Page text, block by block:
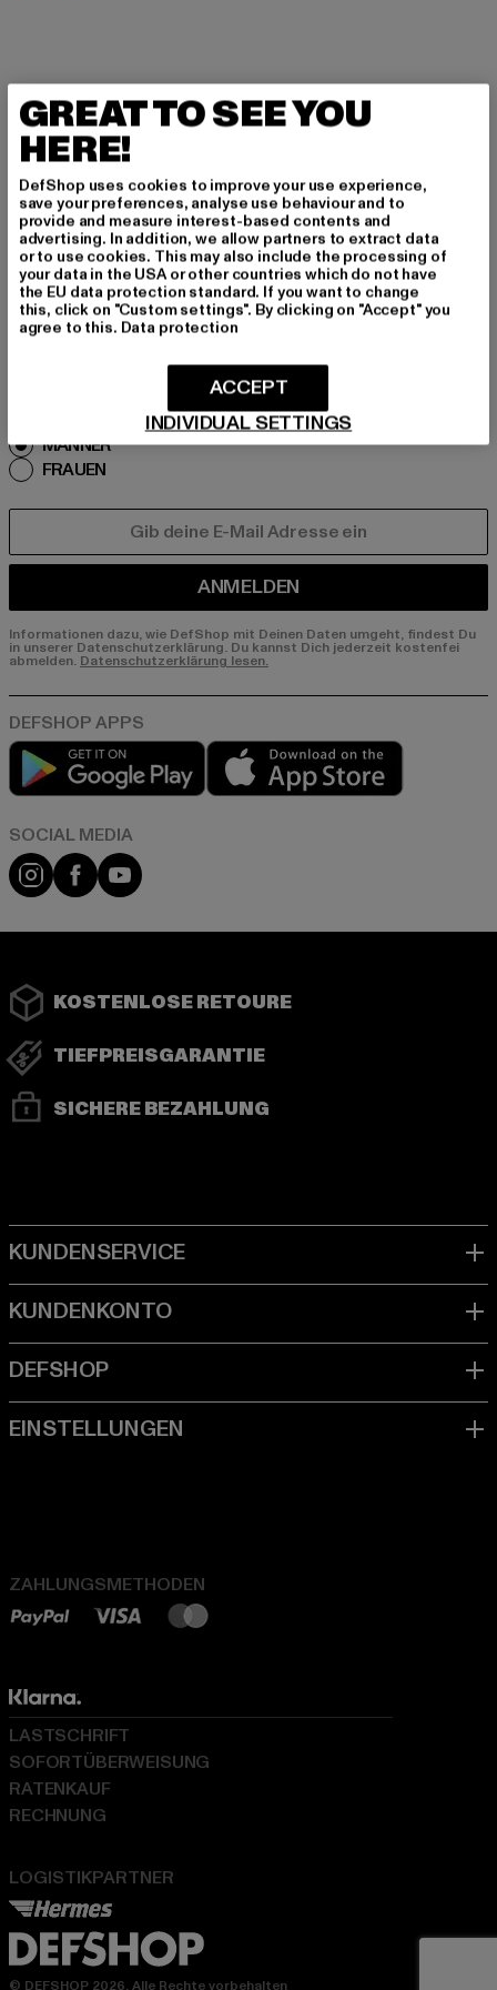
MELDE DICH AN, UM
INSPIRIERT ZU BLEI
BEN!
Melde dich hier für unseren Newsletter an und
erhalte künftig Informationen über aktuelle Tre
nds, Angebote und Gutscheine von DefShop p
er E-Mail!
An welchen Produkten bist du interessiert?
MÄNNER
FRAUEN
ANMELDEN
Informationen dazu, wie DefShop mit Deinen Daten umgeht, findest Du
in unserer Datenschutzerklärung. Du kannst Dich jederzeit kostenfei
abmelden. Datenschutzerklärung lesen.
Play market
Instagram
FacebookYouTube
KOSTENLOSE RETOURE
TIEFPREISGARANTIE
SICHERE BEZAHLUNG
ZAHLUNGSMETHODEN
LOGISTIKPARTNER
LASTSCHRIFT
SOFORTÜBERWEISUNG
RATENKAUF
RECHNUNG
© DEFSHOP 2026. Alle Rechte vorbehalten
GREAT TO SEE YOU
HERE!
DefShop uses cookies to improve your use experience,
save your preferences, analyse use behaviour and to
provide and measure interest-based contents and
advertising. In addition, we allow partners to extract data
or to use cookies. This may also include the processing of
your data in the USA or other countries which do not have
the EU data protection standard. If you want to change
this, click on "Custom settings". By clicking on "Accept" you
agree to this. Data protection
INDIVIDUAL SETTINGS
ACCEPT